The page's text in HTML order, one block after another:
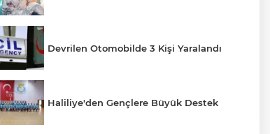
Devrilen Otomobilde 3 Kişi Yaralandı
Haliliye'den Gençlere Büyük Destek